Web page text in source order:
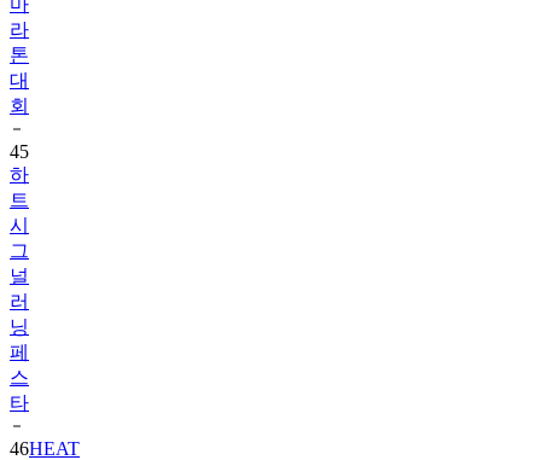
톤
대
회
45
하
트
시
그
널
러
닝
페
스
타
46
&
RUN